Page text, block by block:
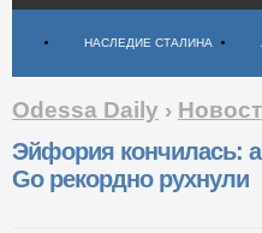
НАСЛЕДИЕ СТАЛИНА
Odessa Daily ›
Эйфория кончилась:
Go рекордно рухнули